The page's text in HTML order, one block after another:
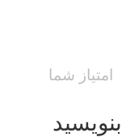
امتیاز شما